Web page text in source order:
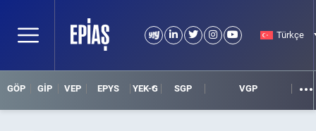
Türkçe
GÖP GİP VEP EPYS YEK-G SGP VGP